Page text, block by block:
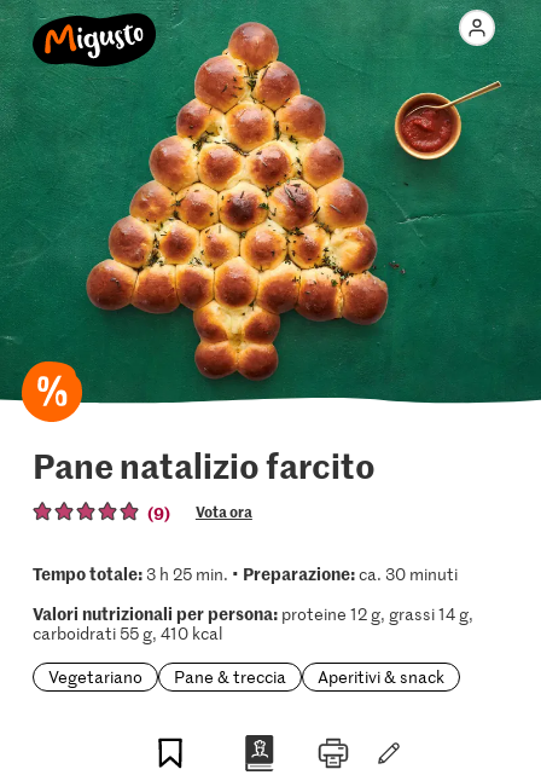
Pane natalizio farcito
(9) Vota ora
Tempo totale:3 h 25 min. • Preparazione:ca. 30 minuti
Valori nutrizionali per persona:proteine 12 g, grassi 14 g,
carboidrati 55 g, 410 kcal
Vegetariano
Pane & treccia Aperitivi & snack